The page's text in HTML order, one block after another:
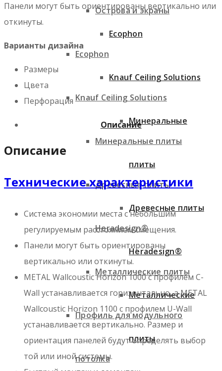
Острова и экраны
Ecophon
Knauf Ceiling Solutions
Минеральные плиты
Древесные плиты
Heradesign®
Металлические плиты
Профиль для модульного
потолка
Ecophon
Knauf Ceiling Solutions
Минеральные
плиты
Древесные плиты
Heradesign®
Металлические
плиты
Панели могут быть ориентированы вертикально или
откинуты.
Варианты дизайна
Размеры
Цвета
Перфорация
Описание
Описание
Технические характеристики
Система экономии места с небольшим
регулируемым расстоянием смещения.
Панели могут быть ориентированы
вертикально или откинуты.
METAL Wallcoustic Horizon 1000 с профилем C-
Wall устанавливается горизонтально, а METAL
Wallcoustic Horizon 1100 с профилем U-Wall
устанавливается вертикально. Размер и
ориентация панелей будут определять выбор
той или иной системы.